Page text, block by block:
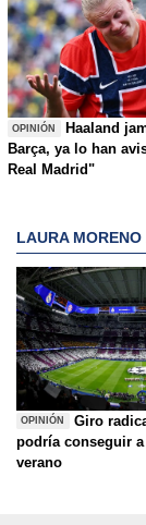
OPINIÓN
Haaland
Barça, ya lo han
Real Madrid"
LAURA MORENO
OPINIÓN
Giro
podría conseguir
verano